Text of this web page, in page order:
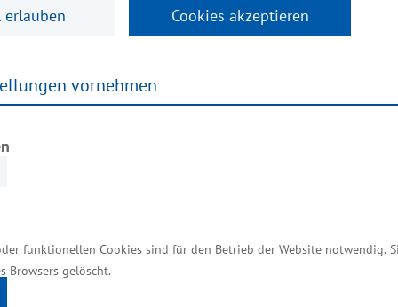
erlauben Cookies akzeptieren
vornehmen
funktionellen Cookies sind für den Betrieb der Website notwendig.
Browsers gelöscht.
GmbH
entwickelt und produziert mit über 30
und in der Forschung eingesetzt werden. Zu den
Diagnostik, Immunologie oder Patho­logie
, Inhalations- und Umweltallergene, die in
zu behandeln. Davon stellt DST über 600 her.
übernom­men, einem Unternehmen aus
ist. Geschäftsführer ist Dr. Torsten Matthias,